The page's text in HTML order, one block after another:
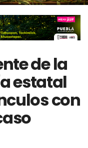
de la
estatal
con